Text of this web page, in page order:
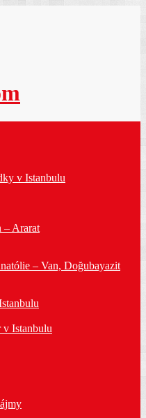
v Istanbulu
– Ararat
– Van, Doğubayazit
v Istanbulu